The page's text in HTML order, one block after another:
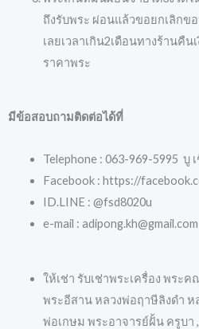
ถึงรับพระ ผ่อนแล้วขอยกเลิกข
เลยเวลาเกิน2เดือนทางร้านคืน
ราคาพระ
มีข้อสอบถามติดต่อได้ที่
Telephone : 063-969-5995 บู
Facebook : https://
ID.LINE : @fsd8020u
e-mail : adipong.kh@gmail.com
ให้เช่า รับเช่าพระเครื่อง พระ
พระอีสาน หลวงพ่อฤาษีลิงดำ
พ่อเกษม พระอาจารย์ฝั้น ครูบา ,